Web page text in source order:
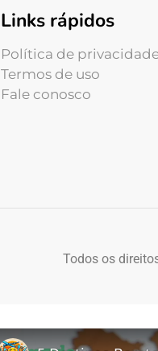
Links rápidos
Política de
Termos de uso
Fale conosco
Todos os